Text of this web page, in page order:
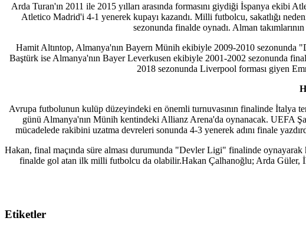
Arda Turan'ın 2011 ile 2015 yılları arasında formasını giydiği İspanya
Atletico Madrid'i 4-1 yenerek kupayı kazandı. Milli futbolcu, sakatlığı
sezonunda finalde oynadı. Alman
Hamit Altıntop, Almanya'nın Bayern Münih ekibiyle 2009-2010 sezonunda
Baştürk ise Almanya'nın Bayer Leverkusen ekibiyle 2001-2002 sezonunda
2018 sezonunda Liverpool forması giyen
Avrupa futbolunun kulüp düzeyindeki en önemli turnuvasının finalinde İtalya
günü Almanya'nın Münih kentindeki Allianz Arena'da oynanacak. UEFA
mücadelede rakibini uzatma devreleri sonunda 4-3 yenerek adını finale
Hakan, final maçında süre alması durumunda "Devler Ligi" finalinde
finalde gol atan ilk milli futbolcu da olabilir.Hakan Çalhanoğlu; Arda Güler,
Etiketler